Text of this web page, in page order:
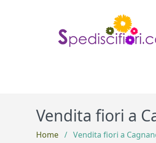
Vendita fiori a
Home / Vendita fiori a